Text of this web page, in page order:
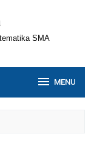
SMA
MENU